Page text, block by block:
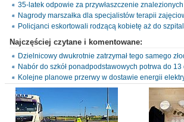
35-latek odpowie za przywłaszczenie znalezionych
Nagrody marszałka dla specjalistów terapii
Policjanci eskortowali rodzącą kobietę aż do
Najczęściej czytane i komentowane:
Dzielnicowy dwukrotnie zatrzymał tego samego
Nabór do szkół ponadpodstawowych potrwa do 13
Kolejne planowe przerwy w dostawie energii